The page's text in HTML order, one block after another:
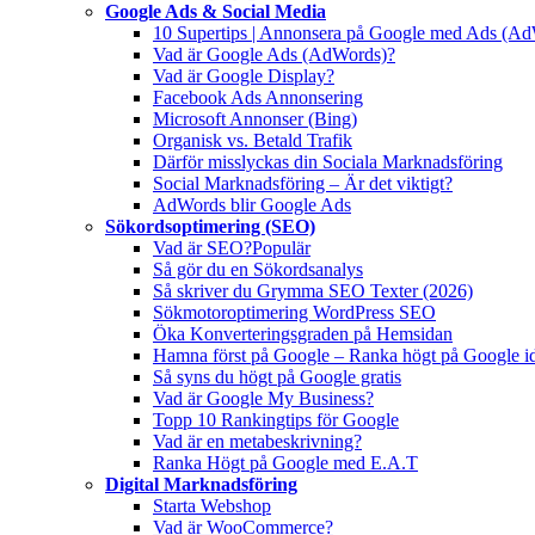
Google Ads & Social Media
10 Supertips | Annonsera på Google med Ads
Vad är Google Ads (AdWords)?
Vad är Google Display?
Facebook Ads Annonsering
Microsoft Annonser (Bing)
Organisk vs. Betald Trafik
Därför misslyckas din Sociala Marknadsföring
Social Marknadsföring – Är det viktigt?
AdWords blir Google Ads
Sökordsoptimering (SEO)
Vad är SEO?Populär
Så gör du en Sökordsanalys
Så skriver du Grymma SEO Texter (2026)
Sökmotoroptimering WordPress SEO
Öka Konverteringsgraden på Hemsidan
Hamna först på Google – Ranka högt på Google
Så syns du högt på Google gratis
Vad är Google My Business?
Topp 10 Rankingtips för Google
Vad är en metabeskrivning?
Ranka Högt på Google med E.A.T
Digital Marknadsföring
Starta Webshop
Vad är WooCommerce?